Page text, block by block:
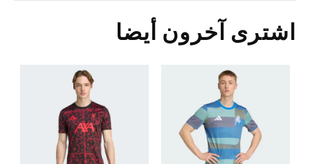
اشترى آخرون أيضا